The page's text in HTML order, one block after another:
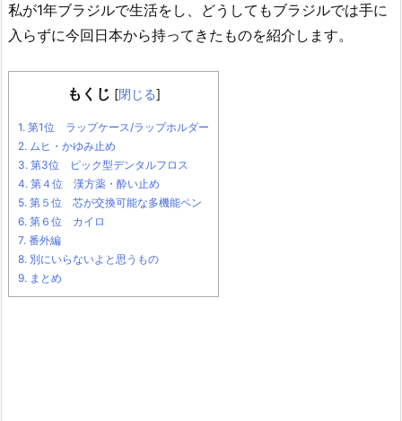
私が1年ブラジルで生活をし、どうしてもブラジルでは手に
入らずに今回日本から持ってきたものを紹介します。
もくじ [閉じる]
1. 第1位 ラップケース/ラップホルダー
2. ムヒ・かゆみ止め
3. 第3位 ピック型デンタルフロス
4. 第４位 漢方薬・酔い止め
5. 第５位 芯が交換可能な多機能ペン
6. 第６位 カイロ
7. 番外編
8. 別にいらないよと思うもの
9. まとめ